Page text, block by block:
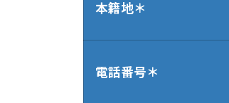
本籍地＊
電話番号＊